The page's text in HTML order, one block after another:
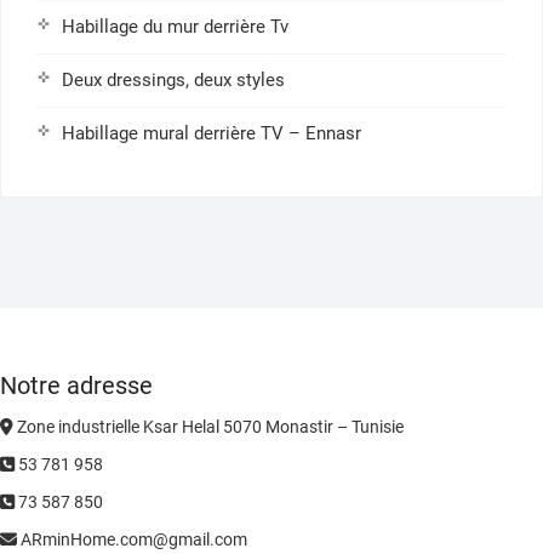
Habillage du mur derrière Tv
Deux dressings, deux styles
Habillage mural derrière TV – Ennasr
Notre adresse
Zone industrielle Ksar Helal 5070 Monastir – Tunisie
53 781 958
73 587 850
ARminHome.com@gmail.com